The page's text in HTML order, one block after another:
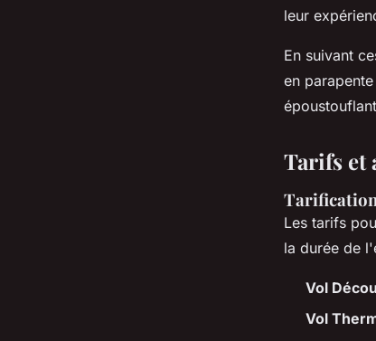
leur
En suivant
en
Tarifs et
Les tarifs
la durée de
Vol
Vol